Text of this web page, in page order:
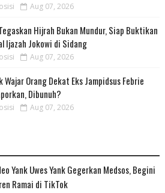
Aug 07, 2026
Hijrah Bukan Mundur, Siap Buktikan
Ijazah Jokowi di Sidang
Aug 07, 2026
Wajar Orang Dekat Eks Jampidsus Febrie
Dibunuh?
Aug 07, 2026
Yank Uwes Yank Gegerkan Medsos, Begini
Ramai di TikTok